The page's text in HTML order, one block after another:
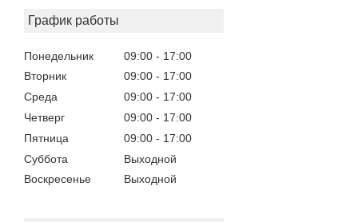
График работы
Понедельник 09:00
17:00
Вторник
09:00
17:00
Среда
09:00
17:00
Четверг
09:00
17:00
Пятница
09:00
17:00
Суббота
Выходной
Воскресенье
Выходной